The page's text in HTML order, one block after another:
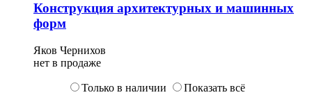
Конструкция архитектурных и машинных
форм
Яков Чернихов
нет в продаже
Только в наличии
Показать всё